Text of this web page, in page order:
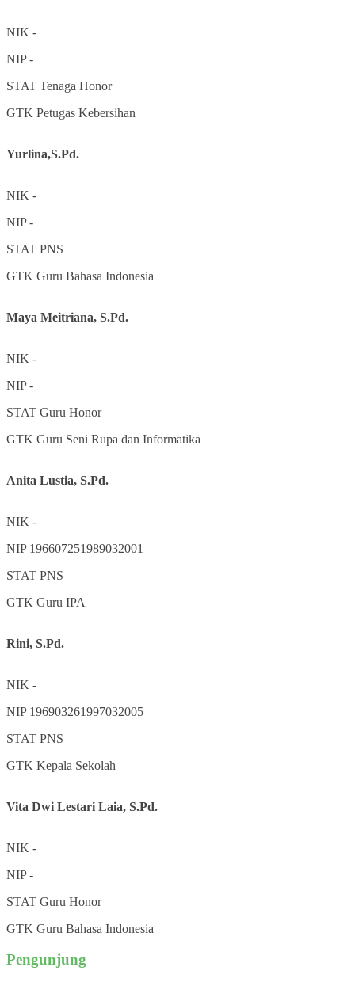
NIK -
NIP-
STAT Tenaga Honor
GTK Petugas Kebersihan
Yurlina,S.Pd.
NIK -
NIP-
STAT PNS
GTK Guru Bahasa Indonesia
Maya Meitriana, S.Pd.
NIK -
NIP-
STAT Guru Honor
GTK Guru Seni Rupa dan Informatika
Anita Lustia, S.Pd.
NIK -
NIP 196607251989032001
STAT PNS
GTK Guru IPA
Rini, S.Pd.
NIK -
NIP 196903261997032005
STAT PNS
GTK Kepala Sekolah
Vita Dwi Lestari Laia, S.Pd.
NIK -
NIP-
STAT Guru Honor
GTK Guru Bahasa Indonesia
Pengunjung